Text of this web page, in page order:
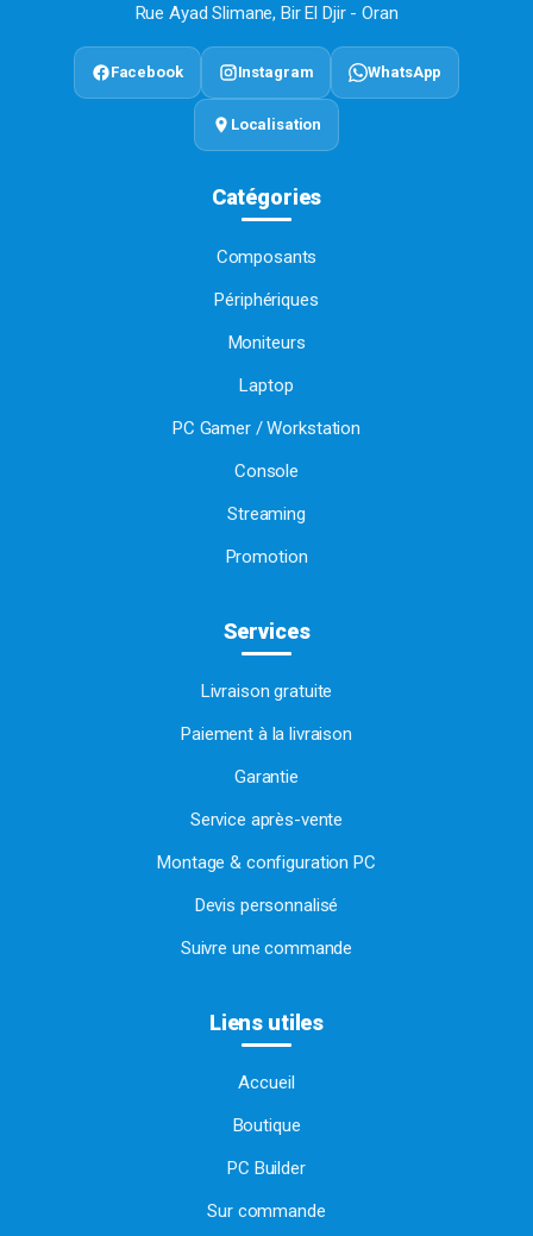
Rue Ayad Slimane, Bir El Djir - Oran
Facebook Instagram WhatsApp
Localisation
Catégories
Composants
Périphériques
Moniteurs
Laptop
PC Gamer / Workstation
Console
Streaming
Promotion
Services
Livraison gratuite
Paiement à la livraison
Garantie
Service après-vente
Montage & configuration PC
Devis personnalisé
Suivre une commande
Liens utiles
Accueil
Boutique
PC Builder
Sur commande